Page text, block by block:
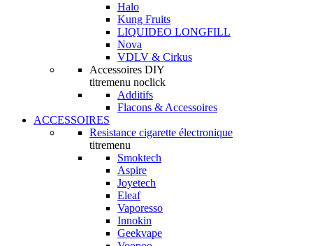
Halo
Kung Fruits
LIQUIDEO LONGFILL
Nova
VDLV & Cirkus
Accessoires DIY
titremenu noclick
Additifs
Flacons & Accessoires
ACCESSOIRES
Resistance cigarette électronique
titremenu
Smoktech
Aspire
Joyetech
Eleaf
Vaporesso
Innokin
Geekvape